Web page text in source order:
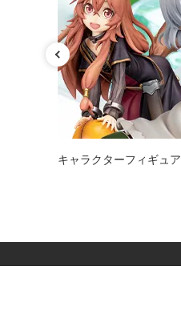
キャラクターフィギュア